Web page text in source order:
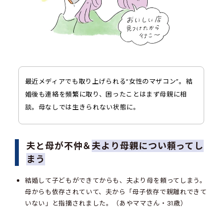
最近メディアでも取り上げられる“女性のマザコン”。結
婚後も連絡を頻繁に取り、困ったことはまず母親に相
談。母なしでは生きられない状態に。
夫と母が不仲＆夫より母親につい頼ってし
まう
結婚して子どもができてからも、夫より母を頼ってしまう。
母からも依存されていて、夫から「母子依存で親離れできて
いない」と指摘されました。（あやママさん・31歳）